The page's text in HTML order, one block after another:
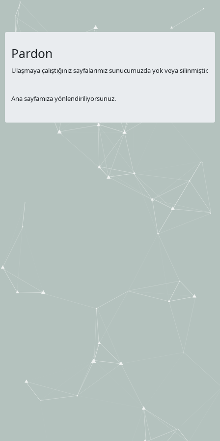
Pardon
Ulaşmaya çalıştığınız sayfalarımız sunucumuzda yok veya silinmiştir.
Ana sayfamıza yönlendiriliyorsunuz.